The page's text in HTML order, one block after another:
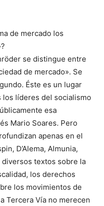
de mercado los
se distingue entre
de mercado». Se
Éste es un lugar
líderes del socialismo
esa
Mario Soares. Pero
apenas en el
D’Alema, Almunia,
textos sobre la
los derechos
los movimientos de
Tercera Vía no merecen